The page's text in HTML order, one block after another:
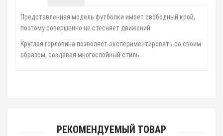
Представленная модель футболки имеет свободный крой,
поэтому совершенно не стесняет движений.
Круглая горловина позволяет экспериментировать со своим
образом, создавая многослойный стиль.
РЕКОМЕНДУЕМЫЙ ТОВАР